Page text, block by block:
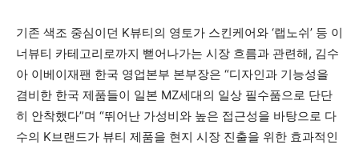
기존 색조 중심이던 K뷰티의 영토가 스킨케어와 ‘랩노쉬’ 등 이
너뷰티 카테고리로까지 뻗어나가는 시장 흐름과 관련해, 김수
아 이베이재팬 한국 영업본부 본부장은 “디자인과 기능성을
겸비한 한국 제품들이 일본 MZ세대의 일상 필수품으로 단단
히 안착했다”며 “뛰어난 가성비와 높은 접근성을 바탕으로 다
수의 K브랜드가 뷰티 제품을 현지 시장 진출을 위한 효과적인